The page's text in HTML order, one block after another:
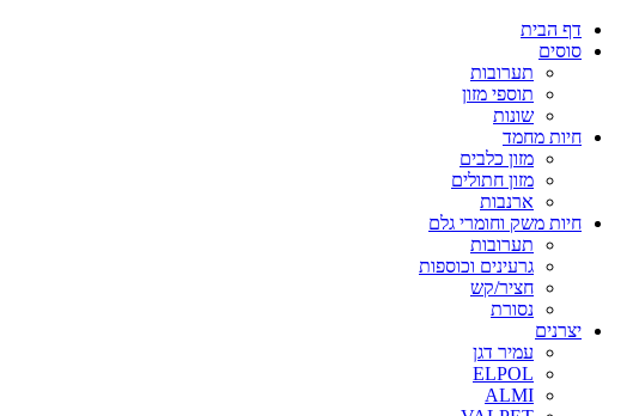
דף הבית
סוסים
תערובות
תוספי מזון
שונות
חיות מחמד
מזון כלבים
מזון חתולים
ארנבות
חיות משק וחומרי גלם
תערובות
גרעינים וכוספות
חציר/קש
נסורת
יצרנים
עמיר דגן
ELPOL
ALMI